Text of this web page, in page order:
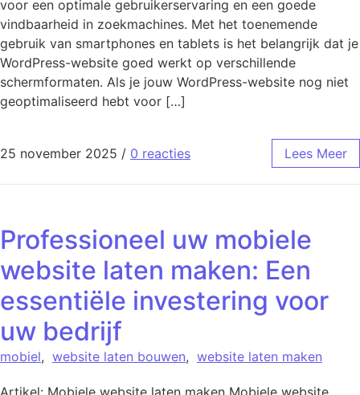
voor een optimale gebruikerservaring en een goede
vindbaarheid in zoekmachines. Met het toenemende
gebruik van smartphones en tablets is het belangrijk dat je
WordPress-website goed werkt op verschillende
schermformaten. Als je jouw WordPress-website nog niet
geoptimaliseerd hebt voor […]
25 november 2025 / 0 reacties Lees Meer
Professioneel uw mobiele
website laten maken: Een
essentiële investering voor
uw bedrijf
mobiel, website laten bouwen, website laten maken
Artikel: Mobiele website laten maken Mobiele website